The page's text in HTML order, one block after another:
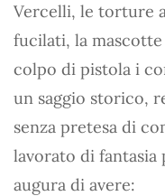
Vercelli, le torture
fucilati, la
colpo di pistola i
un saggio storico,
senza pretesa di
lavorato di
augura di avere: